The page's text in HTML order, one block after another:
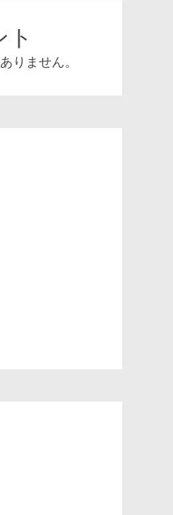
りません。